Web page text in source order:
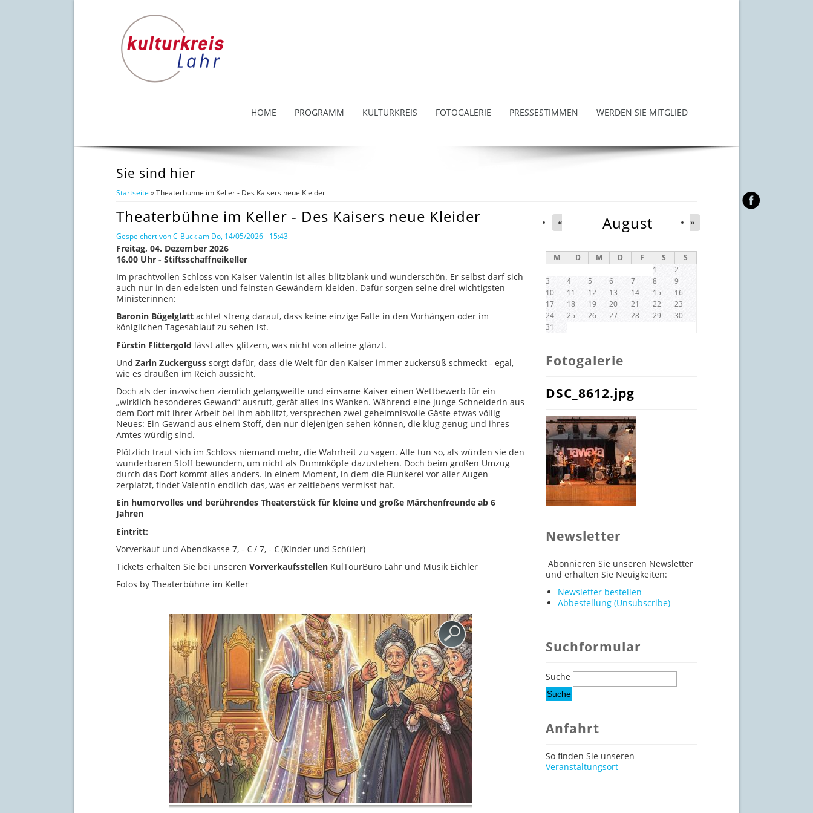
HOME PROGRAMM KULTURKREIS FOTOGALERIE PRESSESTIMMEN WERDEN SIE MITGLIED
Sie sind hier
Startseite » Theaterbühne im Keller - Des Kaisers neue Kleider
Theaterbühne im Keller - Des Kaisers neue Kleider
Gespeichert vonC-Buckam Do, 14/05/2026 - 15:43
Freitag, 04. Dezember 2026
16.00 Uhr - Stiftsschaffneikeller
Im prachtvollen Schloss von Kaiser Valentin ist alles blitzblank und wunderschön. Er selbst darf sich
auch nur in den edelsten und feinsten Gewändern kleiden. Dafür sorgen seine drei wichtigsten
Ministerinnen:
Baronin Bügelglatt achtet streng darauf, dass keine einzige Falte in den Vorhängen oder im
königlichen Tagesablauf zu sehen ist.
Fürstin Flittergold lässt alles glitzern, was nicht von alleine glänzt.
Und Zarin Zuckerguss sorgt dafür, dass die Welt für den Kaiser immer zuckersüß schmeckt - egal,
wie es draußen im Reich aussieht.
Doch als der inzwischen ziemlich gelangweilte und einsame Kaiser einen Wettbewerb für ein
„wirklich besonderes Gewand“ ausruft, gerät alles ins Wanken. Während eine junge Schneiderin aus
dem Dorf mit ihrer Arbeit bei ihm abblitzt, versprechen zwei geheimnisvolle Gäste etwas völlig
Neues: Ein Gewand aus einem Stoff, den nur diejenigen sehen können, die klug genug und ihres
Amtes würdig sind.
Plötzlich traut sich im Schloss niemand mehr, die Wahrheit zu sagen. Alle tun so, als würden sie den
wunderbaren Stoff bewundern, um nicht als Dummköpfe dazustehen. Doch beim großen Umzug
durch das Dorf kommt alles anders. In einem Moment, in dem die Flunkerei vor aller Augen
zerplatzt, findet Valentin endlich das, was er zeitlebens vermisst hat.
Ein humorvolles und berührendes Theaterstück für kleine und große Märchenfreunde ab 6
Jahren
Eintritt:
Vorverkauf und Abendkasse 7, - € / 7, - € (Kinder und Schüler)
Tickets erhalten Sie bei unseren Vorverkaufsstellen KulTourBüro Lahr und Musik Eichler
Fotos by Theaterbühne im Keller
August
« »
M D M D F S
S
1
2
3
4 5 6 7 8
9
10
11 12 13 14 15
16
17
18 19 20 21 22
23
24
25 26 27 28 29
30
31
Fotogalerie
DSC_8612.jpg
Newsletter
Abonnieren Sie unseren Newsletter
und erhalten Sie Neuigkeiten:
Newsletter bestellen
Abbestellung (Unsubscribe)
Suchformular
Suche
Anfahrt
So finden Sie unseren
Veranstaltungsort